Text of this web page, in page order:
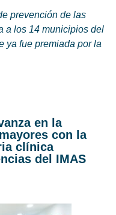
prevención de las
a los 14 municipios del
ya fue premiada por la
en la
con la
clínica
del IMAS